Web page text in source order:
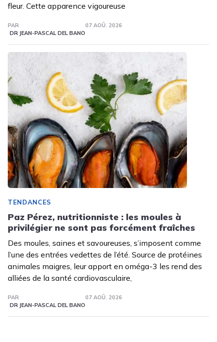
fleur. Cette apparence vigoureuse
PAR
DR JEAN-PASCAL DEL BANO
07 AOÛ. 2026
TENDANCES
Paz Pérez, nutritionniste : les moules à
privilégier ne sont pas forcément fraîches
Des moules, saines et savoureuses, s’imposent comme
l’une des entrées vedettes de l’été. Source de protéines
animales maigres, leur apport en oméga-3 les rend des
alliées de la santé cardiovasculaire,
PAR
DR JEAN-PASCAL DEL BANO
07 AOÛ. 2026